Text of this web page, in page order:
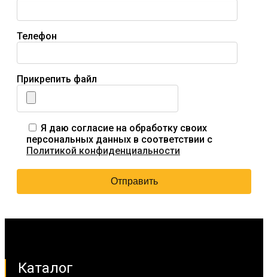
Телефон
Прикрепить файл
Я даю согласие на обработку своих
персональных данных в соответствии с
Политикой конфиденциальности
Каталог